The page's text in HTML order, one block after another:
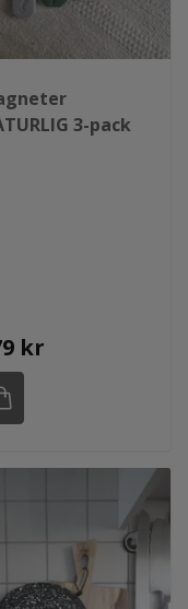
3-pack
kr